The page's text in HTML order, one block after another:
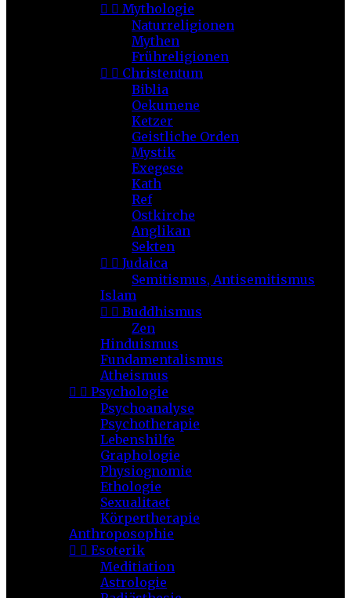
  Mythologie
Naturreligionen
Mythen
Frühreligionen
  Christentum
Biblia
Oekumene
Ketzer
Geistliche Orden
Mystik
Exegese
Kath
Ref
Ostkirche
Anglikan
Sekten
  Judaica
Semitismus, Antisemitismus
Islam
  Buddhismus
Zen
Hinduismus
Fundamentalismus
Atheismus
  Psychologie
Psychoanalyse
Psychotherapie
Lebenshilfe
Graphologie
Physiognomie
Ethologie
Sexualitaet
Körpertherapie
Anthroposophie
  Esoterik
Meditiation
Astrologie